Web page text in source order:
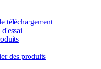
téléchargement
des produits